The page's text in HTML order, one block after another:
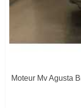
Moteur Mv Agusta